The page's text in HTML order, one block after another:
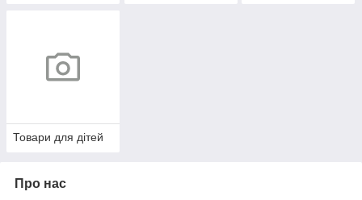
Товари для дітей
Про нас